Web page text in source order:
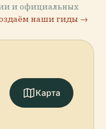
и официальных
наши гиды →
Карта